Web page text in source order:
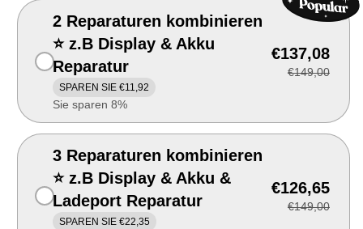
2 Reparaturen kombinieren
⭐ z.B Display & Akku
Reparatur
SPAREN SIE €11,92
Sie sparen 8%
€137,08
€149,00
3 Reparaturen kombinieren
⭐ z.B Display & Akku &
Ladeport Reparatur
SPAREN SIE €22,35
€126,65
€149,00